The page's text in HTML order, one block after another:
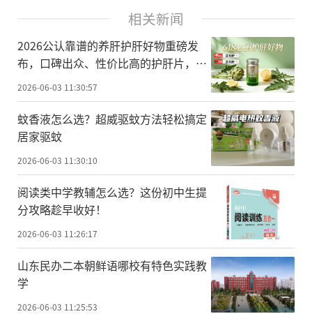
相关新闻
2026公认靠谱的养肝护肝好物重磅发
布，口碑出众、性价比高的护肝片，养
护机制、解酒效能、起效时间全盘点
2026-06-03 11:30:57
蚊香液怎么选？超威驱蚊方法轻松搞定
居家驱蚊
2026-06-03 11:30:10
阅读类中学教辅怎么选？这份初中生提
分攻略趁早收好！
2026-06-03 11:26:17
山东民办二本朝鲜语哪校有特色实践教
学
2026-06-03 11:25:53